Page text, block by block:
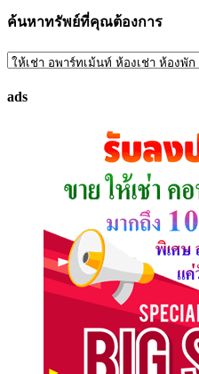
ค้นหาทรัพย์ที่คุณต้องการ
ค้นหา
ที่
ads